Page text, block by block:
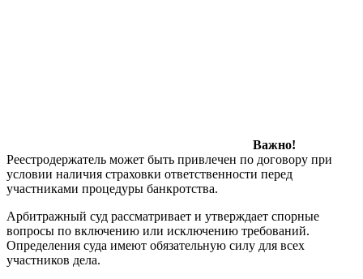
Важно!
Реестродержатель может быть привлечен по договору при
условии наличия страховки ответственности перед
участниками процедуры банкротства.
Арбитражный суд рассматривает и утверждает спорные
вопросы по включению или исключению требований.
Определения суда имеют обязательную силу для всех
участников дела.